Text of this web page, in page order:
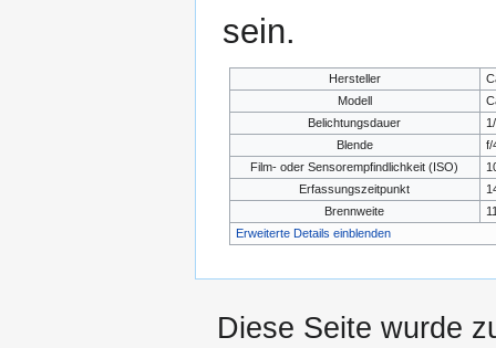
sein.
Hersteller
Modell
Belichtungsdauer
Blende
f/
Film- oder Sensorempfindlichkeit (ISO)
Erfassungszeitpunkt
Brennweite
Erweiterte Details einblenden
Diese Seite wurde